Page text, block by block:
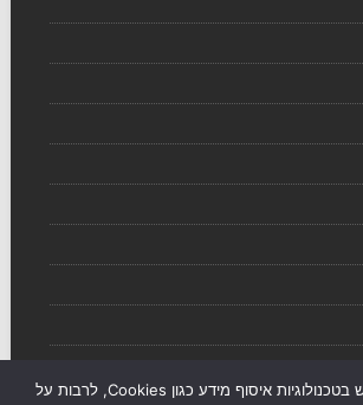
באתר זה נעשה שימוש בטכנולוגיות איסוף מידע כגון Cookies, לרבות על